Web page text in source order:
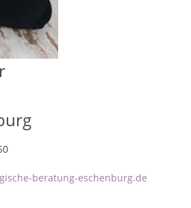
beratung-eschenburg.de